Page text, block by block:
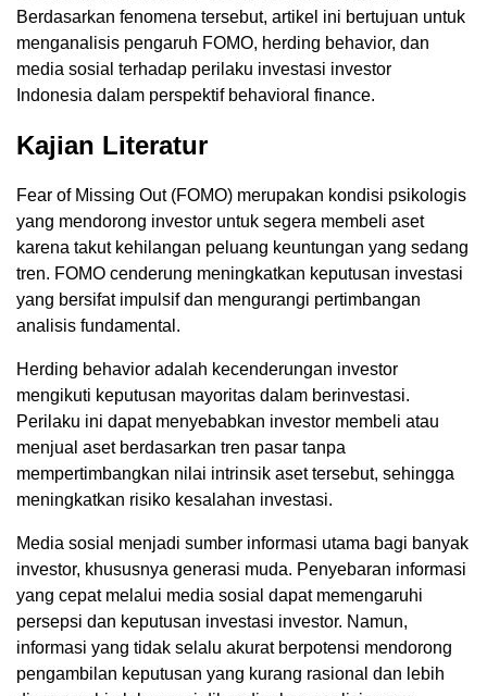
Berdasarkan fenomena tersebut, artikel ini bertujuan untuk
menganalisis pengaruh FOMO, herding behavior, dan
media sosial terhadap perilaku investasi investor
Indonesia dalam perspektif behavioral finance.
Kajian Literatur
Fear of Missing Out (FOMO) merupakan kondisi psikologis
yang mendorong investor untuk segera membeli aset
karena takut kehilangan peluang keuntungan yang sedang
tren. FOMO cenderung meningkatkan keputusan investasi
yang bersifat impulsif dan mengurangi pertimbangan
analisis fundamental.
Herding behavior adalah kecenderungan investor
mengikuti keputusan mayoritas dalam berinvestasi.
Perilaku ini dapat menyebabkan investor membeli atau
menjual aset berdasarkan tren pasar tanpa
mempertimbangkan nilai intrinsik aset tersebut, sehingga
meningkatkan risiko kesalahan investasi.
Media sosial menjadi sumber informasi utama bagi banyak
investor, khususnya generasi muda. Penyebaran informasi
yang cepat melalui media sosial dapat memengaruhi
persepsi dan keputusan investasi investor. Namun,
informasi yang tidak selalu akurat berpotensi mendorong
pengambilan keputusan yang kurang rasional dan lebih